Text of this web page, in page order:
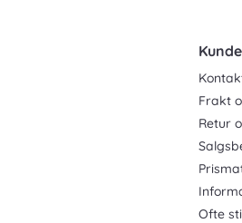
Frakt
Retur
Ofte